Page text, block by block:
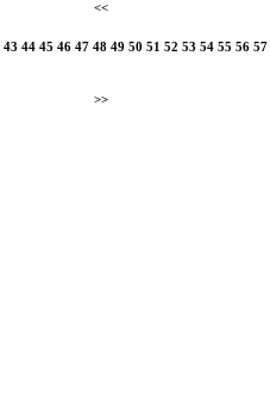
<<
43 44 45 46 47 48 49 50 51 52 53 54 55 56 57
>>